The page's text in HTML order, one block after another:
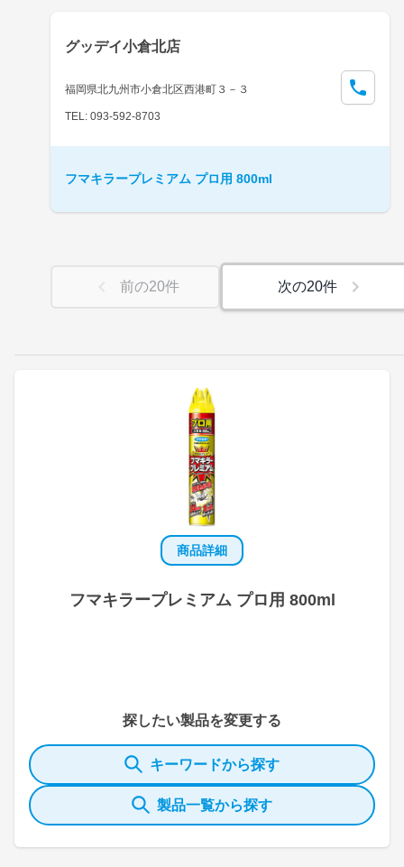
商品詳細
フマキラープレミアム プロ用 800ml
探したい製品を変更する
キーワードから探す
製品一覧から探す
グッデイ小倉北店
福岡県北九州市小倉北区西港町３－３
TEL: 093-592-8703
フマキラープレミアム プロ用 800ml
前の20件 次の20件